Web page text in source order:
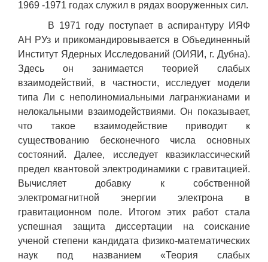
1969 -1971 годах служил в рядах вооруженных сил.
В 1971 году поступает в аспирантуру ИЯФ
АН РУз и прикомандировывается в Объединенный
Институт Ядерных Исследований (ОИЯИ, г. Дубна).
Здесь он занимается теорией слабых
взаимодействий, в частности, исследует модели
типа Ли с неполиномиальными лагранжианами и
нелокальными взаимодействиями. Он показывает,
что такое взаимодействие приводит к
существованию бесконечного числа основных
состояний. Далее, исследует квазиклассический
предел квантовой электродинамики с гравитацией.
Вычисляет добавку к собственной
электромагнитной энергии электрона в
гравитационном поле. Итогом этих работ стала
успешная защита диссертации на соискание
ученой степени кандидата физико-математических
наук под названием «Теория слабых